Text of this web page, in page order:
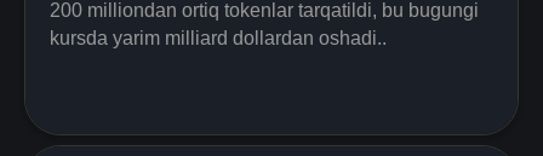
200 milliondan ortiq tokenlar tarqatildi, bu bugungi
kursda yarim milliard dollardan oshadi..